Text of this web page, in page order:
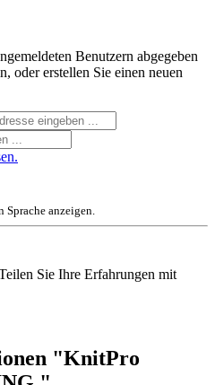
Benutzern abgegeben
oder erstellen Sie einen neuen
anzeigen.
Sie Ihre Erfahrungen mit
"KnitPro